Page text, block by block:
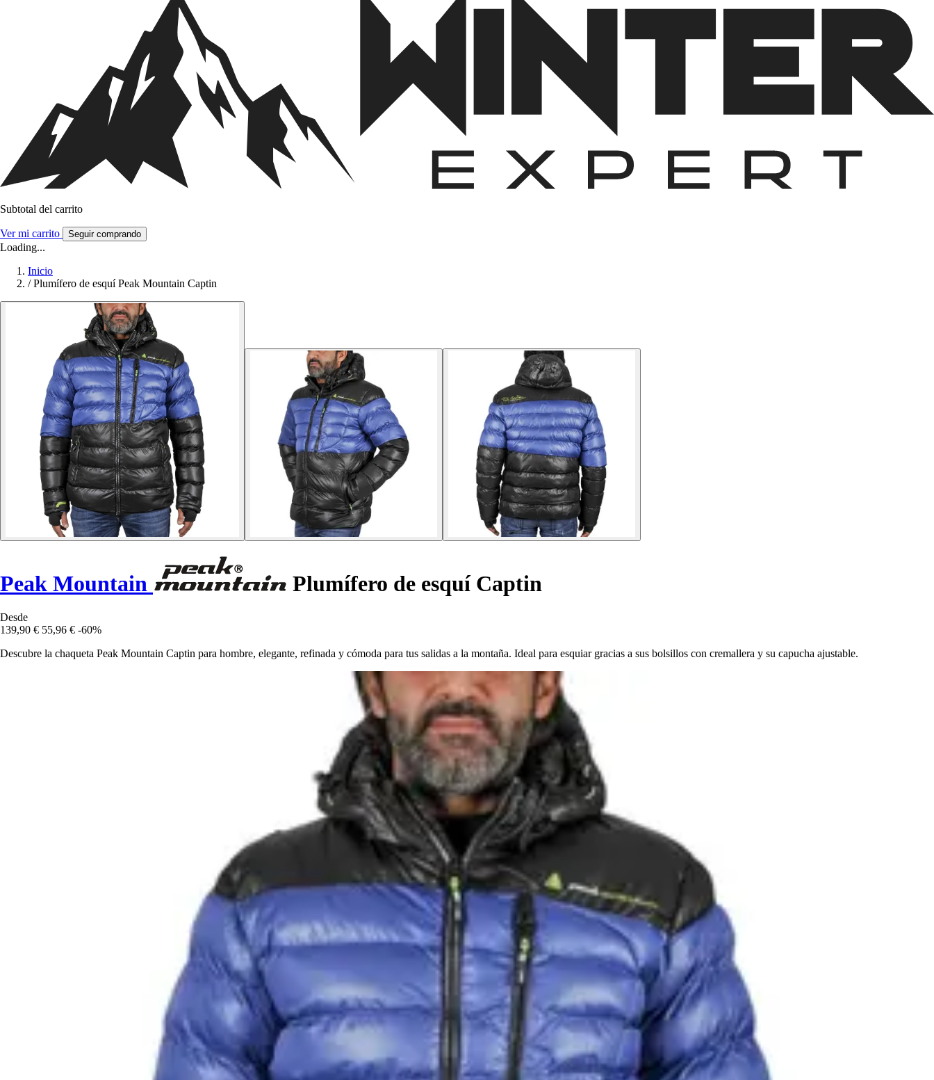
Subtotal del carrito
Ver mi carrito Seguir comprando
Loading...
Inicio
/ Plumífero de esquí Peak Mountain Captin
Peak Mountain Plumífero de esquí Captin
Desde
139,90 € 55,96 € -60%
Descubre la chaqueta Peak Mountain Captin para hombre, elegante, refinada y cómoda para tus salidas a la montaña. Ideal para esquiar gracias a sus bolsillos con cremallera y su capucha ajustable.